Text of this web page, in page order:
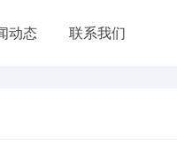
动态 联系我们